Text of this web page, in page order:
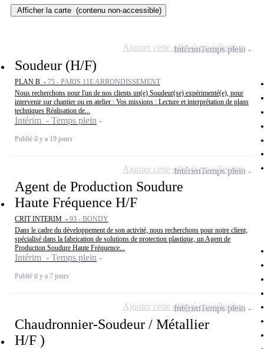
Afficher la carte (contenu non-accessible)
Soudeur (H/F)
PLAN B - 75 - PARIS 11E ARRONDISSEMENT
Nous recherchons pour l'un de nos clients un(e) Soudeur(se) expérimenté(e), pour
intervenir sur chantier ou en atelier : Vos missions : Lecture et interprétation de plans
techniques Réalisation de...
Intérim - Temps plein
Publié il y a 19 jours
IntérimTemps plein
Ajouter cette offre à ma sélection
Agent de Production Soudure
Haute Fréquence H/F
CRIT INTERIM - 93 - BONDY
Dans le cadre du développement de son activité, nous recherchons pour notre client,
spécialisé dans la fabrication de solutions de protection plastique, un Agent de
Production Soudure Haute Fréquence...
Intérim - Temps plein
Publié il y a 7 jours
IntérimTemps plein
Ajouter cette offre à ma sélection
Chaudronnier-Soudeur / Métallier
H/F )
IntérimTemps plein
Ajouter cette offre à ma sélection